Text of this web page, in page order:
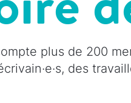
plus de 200
des